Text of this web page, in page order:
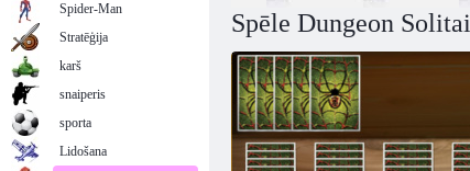
Spēle Dungeon
Spider-Man
Stratēģija
karš
snaiperis
sporta
Lidošana